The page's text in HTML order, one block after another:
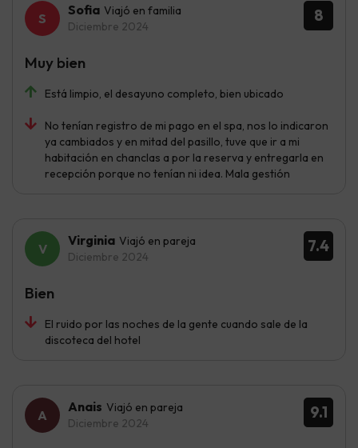
8
Sofia Viajó en familia
Diciembre 2024
Está limpio, el desayuno completo, bien ubicado
No tenían registro de mi pago en el spa, nos lo indicaron
ya cambiados y en mitad del pasillo, tuve que ir a mi
habitación en chanclas a por la reserva y entregarla en
recepción porque no tenían ni idea. Mala gestión
Muy bien
7.4
Virginia Viajó en pareja
Diciembre 2024
El ruido por las noches de la gente cuando sale de la
discoteca del hotel
Bien
9.1
Anais Viajó en pareja
Diciembre 2024